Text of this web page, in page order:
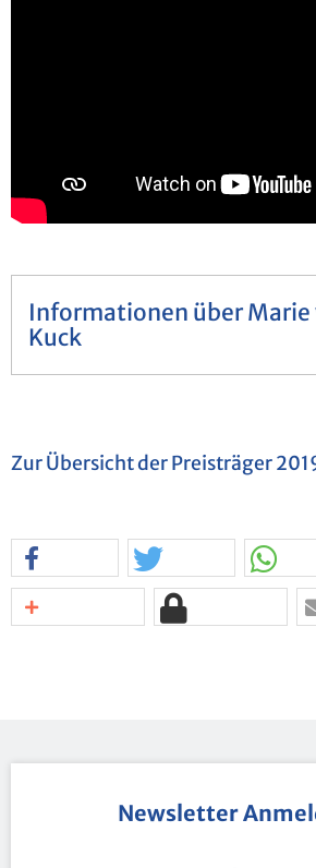
Informationen über Marie
Kuck
Zur Über­sicht der Preis­trä­ger
News­let­ter